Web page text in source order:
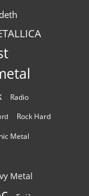
Radio
Rock Hard
Metal
Metal